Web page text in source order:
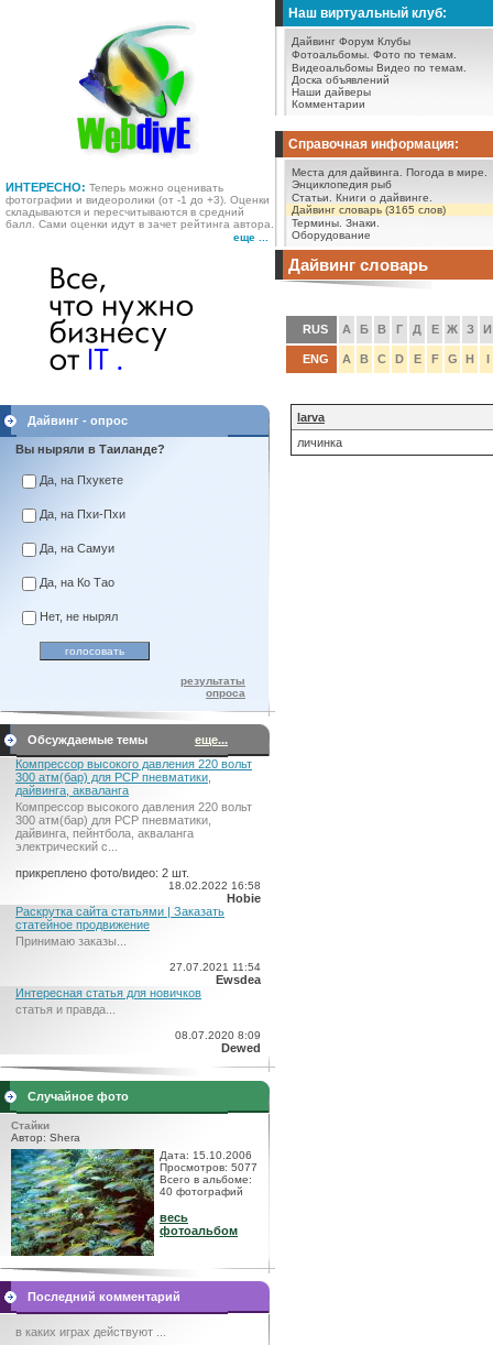
ИНТЕРЕСНО: Теперь можно оценивать
фотографии и видеоролики (от -1 до +3). Оценки
складываются и пересчитываются в средний
балл. Сами оценки идут в зачет рейтинга автора.
еще ...
Наш виртуальный клуб:
Дайвинг Форум Клубы
Фотоальбомы. Фото по темам.
Видеоальбомы Видео по темам.
Доска объявлений
Наши дайверы
Комментарии
Справочная информация:
Места для дайвинга.
Погода в мире.
Энциклопедия рыб
Статьи.
Книги о дайвинге.
Дайвинг словарь (3165 слов)
Термины. Знаки.
Оборудование
Дайвинг - опрос
Вы ныряли в Таиланде?
Да, на Пхукете
Да, на Пхи-Пхи
Да, на Самуи
Да, на Ко Тао
Нет, не нырял
результаты
опроса
Обсуждаемые темы
еще...
Компрессор высокого давления 220 вольт
300 атм(бар) для PCP пневматики,
дайвинга, акваланга
Компрессор высокого давления 220 вольт
300 атм(бар) для PCP пневматики,
дайвинга, пейнтбола, акваланга
электрический c...
прикреплено фото/видео: 2 шт.
18.02.2022 16:58
Hobie
Раскрутка сайта статьями | Заказать
статейное продвижение
Принимаю заказы...
27.07.2021 11:54
Ewsdea
Интересная статья для новичков
статья и правда...
08.07.2020 8:09
Dewed
Случайное фото
Стайки
Автор: Shera
Дата: 15.10.2006
Просмотров: 5077
Всего в альбоме:
40 фотографий
весь
фотоальбом
Последний комментарий
в каких играх действуют ...
Дайвинг словарь
RUS А Б В Г Д Е Ж З И
ENG A B C D E F G H I
larva
личинка